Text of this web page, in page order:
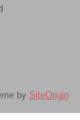
by SiteOrigin